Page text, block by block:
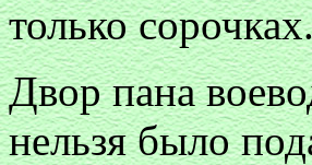
только
Двор пана
нельзя было